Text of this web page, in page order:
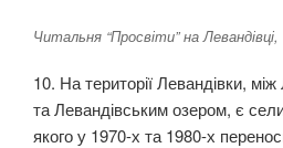
Читальня “Просвіти” на
10. На території Левандівки,
та Левандівським озером, є
якого у 1970-х та 1980-х